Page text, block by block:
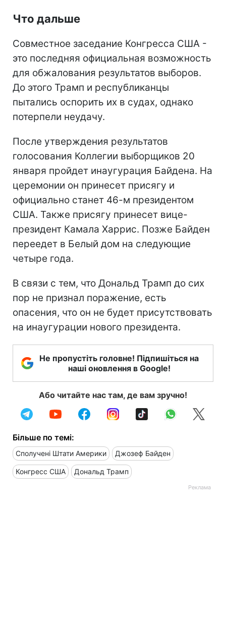
Что дальше
Совместное заседание Конгресса США -
это последняя официальная возможность
для обжалования результатов выборов.
До этого Трамп и республиканцы
пытались оспорить их в судах, однако
потерпели неудачу.
После утверждения результатов
голосования Коллегии выборщиков 20
января пройдет инаугурация Байдена. На
церемонии он принесет присягу и
официально станет 46-м президентом
США. Также присягу принесет вице-
президент Камала Харрис. Позже Байден
переедет в Белый дом на следующие
четыре года.
В связи с тем, что Дональд Трамп до сих
пор не признал поражение, есть
опасения, что он не будет присутствовать
на инаугурации нового президента.
Не пропустіть головне! Підпишіться на
наші оновлення в Google!
Або читайте нас там, де вам зручно!
Більше по темі:
Сполучені Штати Америки Джозеф Байден
Конгресс США Дональд Трамп